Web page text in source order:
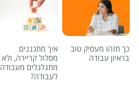
כך תזהו מעסיק טוב
בראיון עבודה
איך מתכננים
מסלול קריירה, ולא
מתגלגלים מעבודה
לעבודה?